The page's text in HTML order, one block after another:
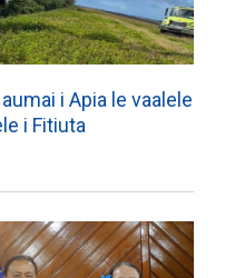
i Apia le vaalele
i Fitiuta